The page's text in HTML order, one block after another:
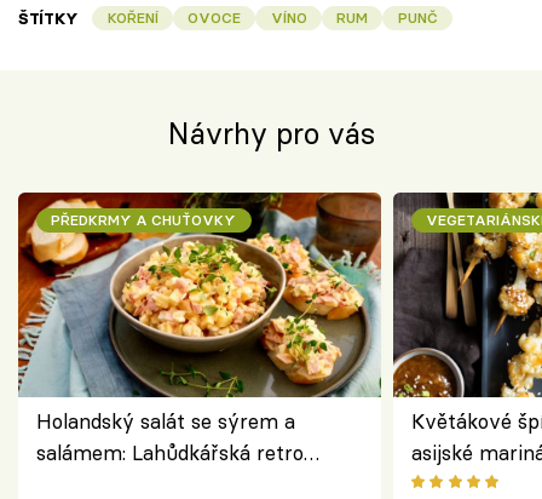
ŠTÍTKY KOŘENÍ OVOCE VÍNO RUM PUNČ
Návrhy pro vás
PŘEDKRMY A CHUŤOVKY
Holandský salát se sýrem a
salámem: Lahůdkářská retro
Květákové
asijské
chuťovka z